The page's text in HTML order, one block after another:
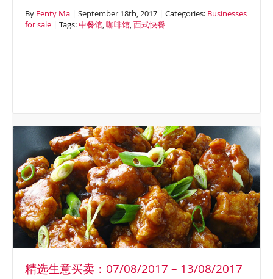
By Fenty Ma | September 18th, 2017 | Categories: Businesses
for sale | Tags:中餐馆,咖啡馆,西式快餐
精选生意买卖：07/08/2017 – 13/08/2017